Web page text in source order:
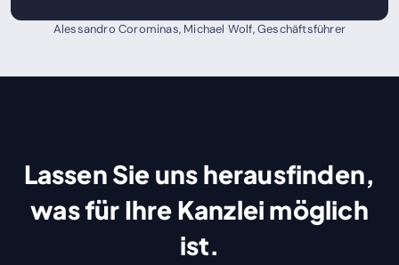
Alessandro Corominas, Michael Wolf, Geschäftsführer
Lassen Sie uns herausfinden,
was für Ihre Kanzlei möglich
ist.